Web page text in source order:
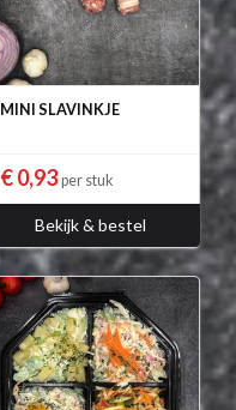
MINI SLAVINKJE
€ 0,93per stuk
Bekijk & bestel